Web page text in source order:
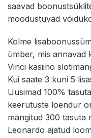
saavad
moodustuvad
Kolme
ümber, mis annavad
Vinci kasiino
Kui saate 3 kuni 5
Uusimad 100%
keerutuste loendur
mängitud 300 tasuta
Leonardo ajatud